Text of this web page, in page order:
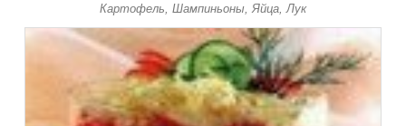
Картофель, Шампиньоны, Яйца, Лук